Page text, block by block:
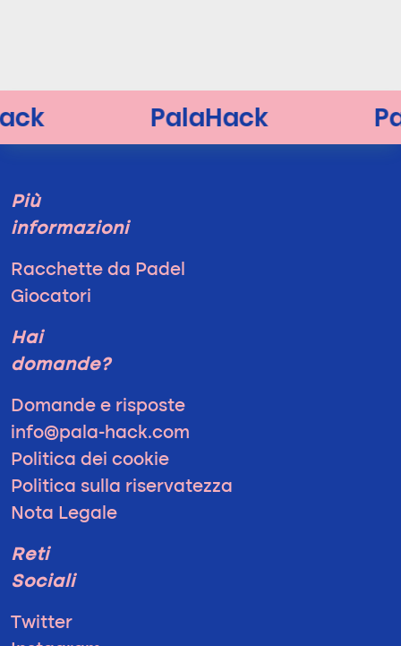
Più
informazioni
Racchette da Padel
Giocatori
Hai
domande?
Domande e risposte
info@pala-hack.com
Politica dei cookie
Politica sulla riservatezza
Nota Legale
Reti
Sociali
Twitter